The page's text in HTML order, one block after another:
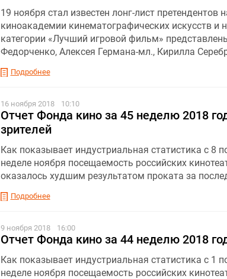
19 ноября стал известен лонг-лист
киноакадемии кинематографических искусств и
категории «Лучший игровой фильм»
Федорченко, Алексея Германа-мл., Кирилла
Подробнее
16 ноября 2018 10:10
Отчет Фонда кино за 45 неделю 2018
зрителей
Как показывает индустриальная статистика с 8
неделе ноября посещаемость российских
оказалось худшим результатом проката за
Подробнее
9 ноября 2018 16:00
Отчет Фонда кино за 44 неделю 2018
Как показывает индустриальная статистика с 1
неделе ноября посещаемость российских